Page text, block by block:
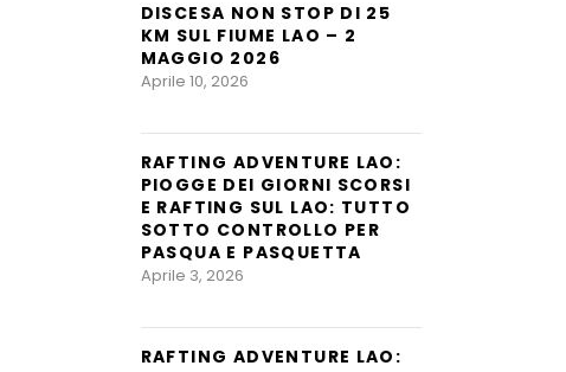
DISCESA NON STOP DI 25
KM SUL FIUME LAO – 2
MAGGIO 2026
Aprile 10, 2026
RAFTING ADVENTURE LAO:
PIOGGE DEI GIORNI SCORSI
E RAFTING SUL LAO: TUTTO
SOTTO CONTROLLO PER
PASQUA E PASQUETTA
Aprile 3, 2026
RAFTING ADVENTURE LAO: